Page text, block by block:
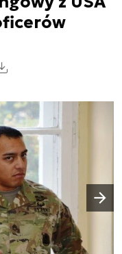
Następny slajd